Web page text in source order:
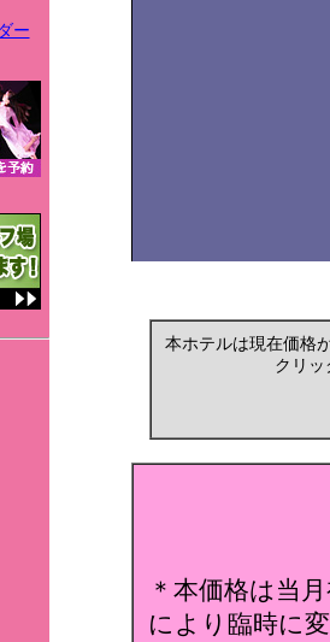
ー
本ホテルは現在価格
クリッ
＊本価格は当
により臨時に